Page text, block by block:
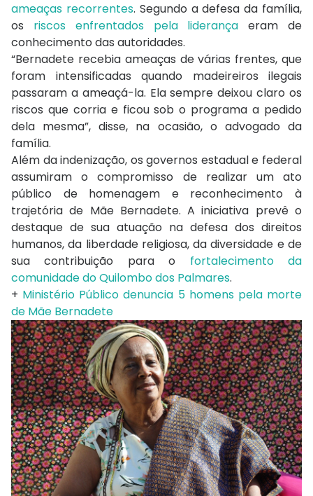
ameaças recorrentes. Segundo a defesa da família,
os riscos enfrentados pela liderança eram de
conhecimento das autoridades.
“Bernadete recebia ameaças de várias frentes, que
foram intensificadas quando madeireiros ilegais
passaram a ameaçá-la. Ela sempre deixou claro os
riscos que corria e ficou sob o programa a pedido
dela mesma”, disse, na ocasião, o advogado da
família.
Além da indenização, os governos estadual e federal
assumiram o compromisso de realizar um ato
público de homenagem e reconhecimento à
trajetória de Mãe Bernadete. A iniciativa prevê o
destaque de sua atuação na defesa dos direitos
humanos, da liberdade religiosa, da diversidade e de
sua contribuição para o fortalecimento da
comunidade do Quilombo dos Palmares.
+ Ministério Público denuncia 5 homens pela morte
de Mãe Bernadete